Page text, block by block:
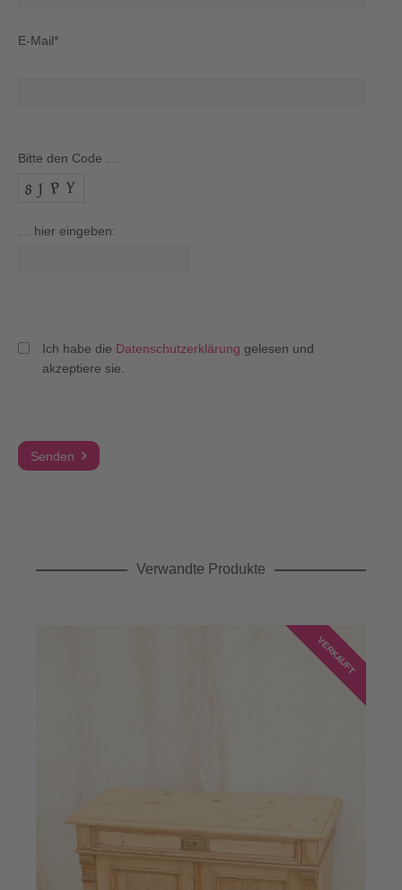
E-Mail*
Bitte den Code …
… hier eingeben:
Ich habe die Datenschutzerklärung gelesen und
akzeptiere sie.
Verwandte Produkte
VERKAUFT